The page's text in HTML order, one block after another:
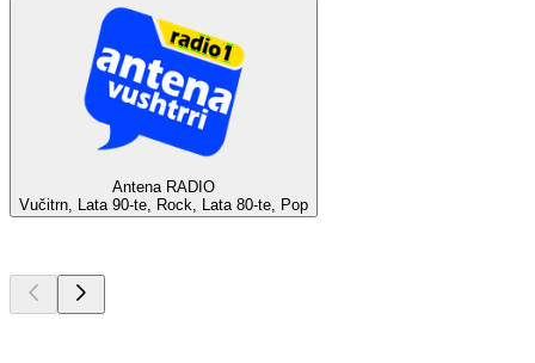
Antena RADIO
Vučitrn, Lata 90-te, Rock, Lata 80-te, Pop